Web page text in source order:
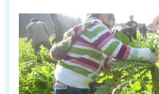
グルメ・買う
アウトドア
新着情報 電子パ